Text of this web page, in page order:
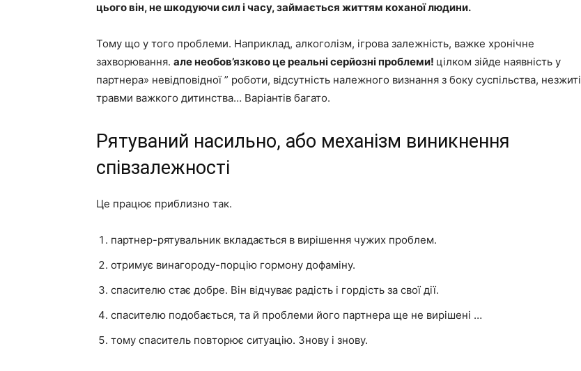
цього він, не шкодуючи сил і часу, займається життям коханої людини.
Тому що у того проблеми. Наприклад, алкоголізм, ігрова залежність, важке хронічне
захворювання. але необов’язково це реальні серйозні проблеми! цілком зійде наявність у
партнера» невідповідної ” роботи, відсутність належного визнання з боку суспільства, незжиті
травми важкого дитинства… Варіантів багато.
Рятуваний насильно, або механізм виникнення
співзалежності
Це працює приблизно так.
партнер-рятувальник вкладається в вирішення чужих проблем.
отримує винагороду-порцію гормону дофаміну.
спасителю стає добре. Він відчуває радість і гордість за свої дії.
спасителю подобається, та й проблеми його партнера ще не вирішені …
тому спаситель повторює ситуацію. Знову і знову.